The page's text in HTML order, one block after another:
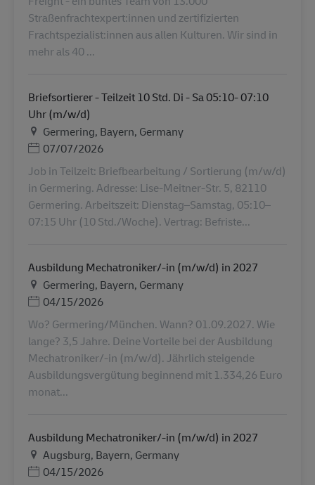
Straßenfrachtexpert:innen und zertifizierten
Frachtspezialist:innen aus allen Kulturen. Wir sind in
mehr als 40 ...
Briefsortierer - Teilzeit 10 Std. Di - Sa 05:10- 07:10
Uhr (m/w/d)
Τοποθεσία
Germering, Bayern, Germany
Ημερομηνία Ανάρτησης
07/07/2026
Job in Teilzeit: Briefbearbeitung / Sortierung (m/w/d)
in Germering. Adresse: Lise-Meitner-Str. 5, 82110
Germering. Arbeitszeit: Dienstag–Samstag, 05:10–
07:15 Uhr (10 Std./Woche). Vertrag: Befriste...
Ausbildung Mechatroniker/-in (m/w/d) in 2027
Τοποθεσία
Germering, Bayern, Germany
Ημερομηνία Ανάρτησης
04/15/2026
Wo? Germering/München. Wann? 01.09.2027. Wie
lange? 3,5 Jahre. Deine Vorteile bei der Ausbildung
Mechatroniker/-in (m/w/d). Jährlich steigende
Ausbildungsvergütung beginnend mit 1.334,26 Euro
monat...
Ausbildung Mechatroniker/-in (m/w/d) in 2027
Τοποθεσία
Augsburg, Bayern, Germany
Ημερομηνία Ανάρτησης
04/15/2026